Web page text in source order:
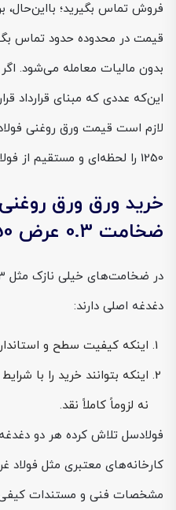
فروش تماس بگیرید؛ بااین‌حال،
قیمت در محدوده حدود تماس
بدون مالیات معامله می‌شود.
این‌که عددی که مبنای قرارداد
1250 را لحظه‌ای و مستقیم از فولادسل (۰۲۱۷۴۴۸۶) بپرسید.
ضخامت 0.3 عرض 1250 از فولادسل
دغدغه اصلی دارند:
اینکه کیفیت سطح و
اینکه بتوانند خرید را با
نه لزوماً کاملاً نقد.
فولادسل تلاش کرده هر دو
کارخانه‌های معتبری مثل فولاد
مشخصات فنی و مستندات کیفی